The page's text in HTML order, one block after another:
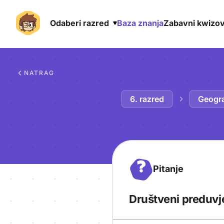
Odaberi razred Baza znanjaZabavni
NATRAG
6. razred
? Pitanje
Društveni